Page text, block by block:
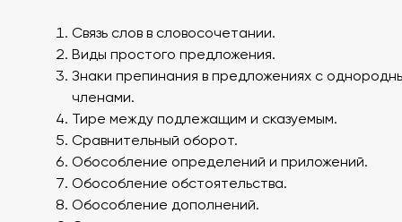
Связь слов в словосочетании.
Виды простого предложения.
Знаки препинания в предложениях с
членами.
Тире между подлежащим и сказуемым.
Сравнительный оборот.
Обособление определений и приложений.
Обособление обстоятельства.
Обособление дополнений.